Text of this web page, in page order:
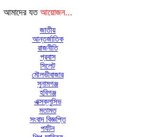
আমাদের যত আয়োজন...
জাতীয়
আন্তর্জাতিক
রাজনীতি
প্রবাস
সিলেট
মৌলভীবাজার
সুনামগঞ্জ
হবিগঞ্জ
এক্সক্লুসিভ
মতামত
সংবাদ বিজ্ঞপ্তি
পর্যটন